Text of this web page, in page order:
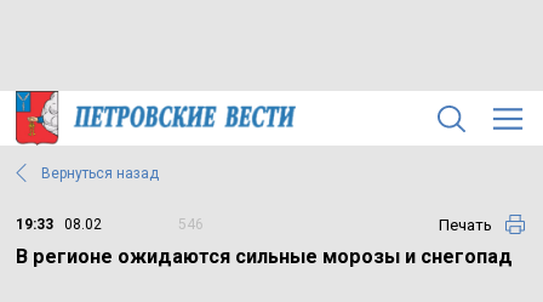
Вернуться назад
19:33 08.02 546 Печать
В регионе ожидаются сильные морозы и снегопад